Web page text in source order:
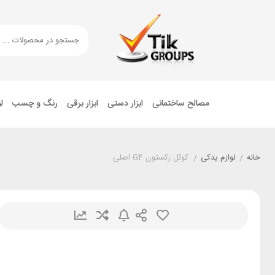
مصالح ساختمانی ابزار دستی ابزار برقی رنگ و چسب
خانه / لوازم یدکی / کوئل رکستون G4 اصلی